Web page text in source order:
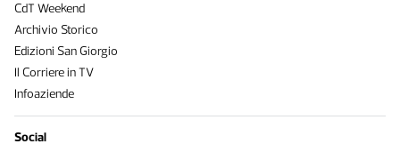
CdT Weekend
Archivio Storico
Edizioni San Giorgio
Il Corriere in TV
Infoaziende
Social